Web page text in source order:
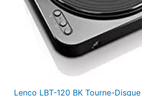
Lenco LBT-120 BK Tourne-